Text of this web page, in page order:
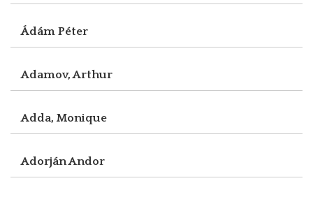
Ádám Péter
Adamov, Arthur
Adda, Monique
Adorján Andor